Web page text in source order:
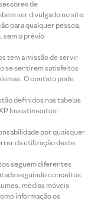
de
ser divulgado no site
para qualquer pessoa,
sem o prévio
tem a missão de servir
se sentirem satisfeitos
O contato pode
definidos nas tabelas
Investimentos:
por quaisquer
da utilização deste
seguem diferentes
seguindo conceitos
médias móveis
informação os